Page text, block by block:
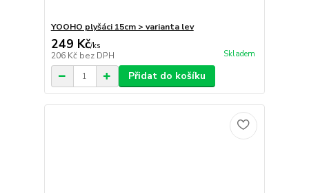
YOOHO plyšáci 15cm > varianta lev
249 Kč/ks
206 Kč bez DPH Skladem
Přidat do košíku